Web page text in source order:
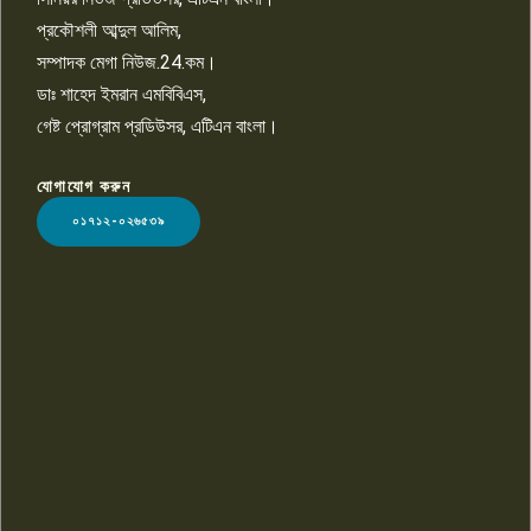
LOGO
প্রকৌশলী আব্দুল আলিম,
সম্পাদক মেগা নিউজ.24.কম।
ডাঃ শাহেদ ইমরান এমবিবিএস,
গেষ্ট প্রোগ্রাম প্রডিউসর, এটিএন বাংলা।
যোগাযোগ করুন
০১৭১২-০২৬৫৩৯